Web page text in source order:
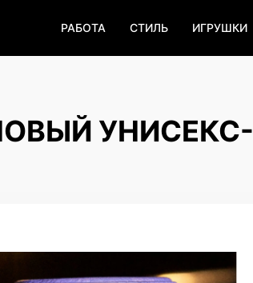
РАБОТА СТИЛЬ ИГРУШКИ
УНИСЕКС-